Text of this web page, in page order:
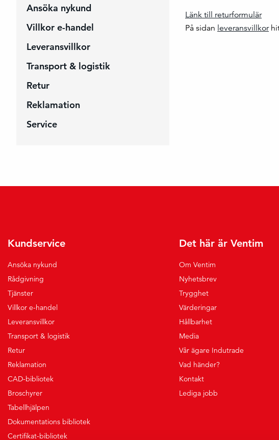
Ansöka nykund
Villkor e-handel
Leveransvillkor
Transport & logistik
Retur
Reklamation
Service
Länk till returformulär
På sidan leveransvillkor
Kundservice
Ansöka nykund
Rådgivning
Tjänster
Villkor e-handel
Leveransvillkor
Transport & logistik
Retur
Reklamation
CAD-bibliotek
Broschyrer
Tabellhjälpen
Dokumentations bibliotek
Certifikat-bibliotek
Det här är Ventim
Om Ventim
Nyhetsbrev
Trygghet
Värderingar
Hållbarhet
Media
Vår ägare Indutrade
Vad händer?
Kontakt
Lediga jobb